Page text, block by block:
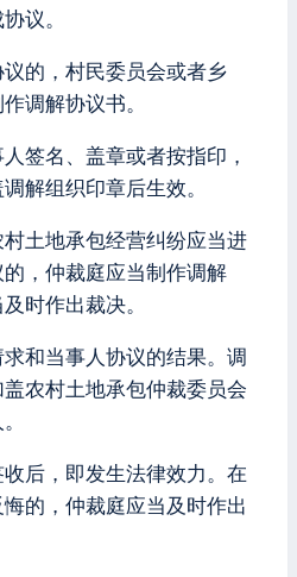
议。
的，村民委员会或者乡
调解协议书。
签名、盖章或者按指印，
解组织印章后生效。
土地承包经营纠纷应当进
，仲裁庭应当制作调解
时作出裁决。
和当事人协议的结果。调
农村土地承包仲裁委员会
后，即发生法律效力。在
的，仲裁庭应当及时作出